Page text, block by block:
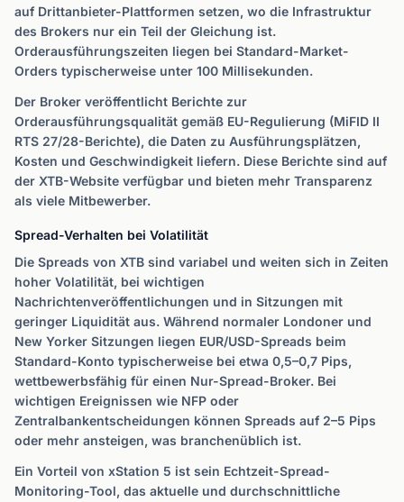
auf Drittanbieter-Plattformen setzen, wo die Infrastruktur
des Brokers nur ein Teil der Gleichung ist.
Orderausführungszeiten liegen bei Standard-Market-
Orders typischerweise unter 100 Millisekunden.
Der Broker veröffentlicht Berichte zur
Orderausführungsqualität gemäß EU-Regulierung (MiFID II
RTS 27/28-Berichte), die Daten zu Ausführungsplätzen,
Kosten und Geschwindigkeit liefern. Diese Berichte sind auf
der XTB-Website verfügbar und bieten mehr Transparenz
als viele Mitbewerber.
Spread-Verhalten bei Volatilität
Die Spreads von XTB sind variabel und weiten sich in Zeiten
hoher Volatilität, bei wichtigen
Nachrichtenveröffentlichungen und in Sitzungen mit
geringer Liquidität aus. Während normaler Londoner und
New Yorker Sitzungen liegen EUR/USD-Spreads beim
Standard-Konto typischerweise bei etwa 0,5–0,7 Pips,
wettbewerbsfähig für einen Nur-Spread-Broker. Bei
wichtigen Ereignissen wie NFP oder
Zentralbankentscheidungen können Spreads auf 2–5 Pips
oder mehr ansteigen, was branchenüblich ist.
Ein Vorteil von xStation 5 ist sein Echtzeit-Spread-
Monitoring-Tool, das aktuelle und durchschnittliche